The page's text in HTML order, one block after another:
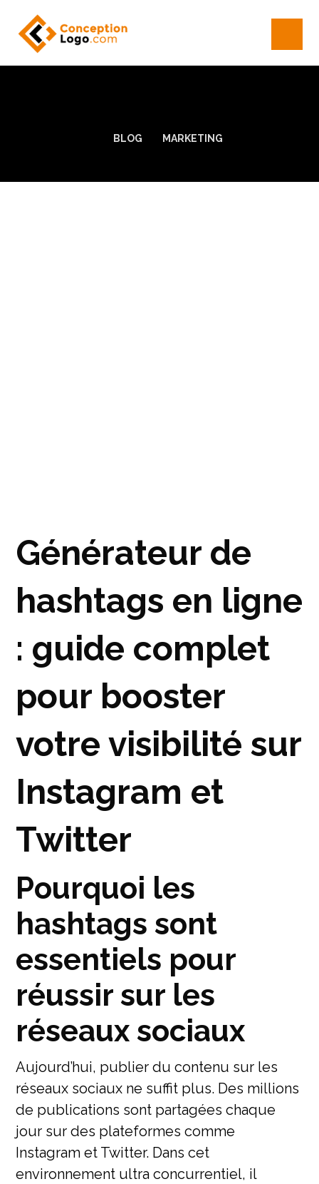
BLOG MARKETING
Générateur de
hashtags en ligne
: guide complet
pour booster
votre visibilité sur
Instagram et
Twitter
Pourquoi les
hashtags sont
essentiels pour
réussir sur les
réseaux sociaux
Aujourd’hui, publier du contenu sur les
réseaux sociaux ne suffit plus. Des millions
de publications sont partagées chaque
jour sur des plateformes comme
Instagram et Twitter. Dans cet
environnement ultra concurrentiel, il